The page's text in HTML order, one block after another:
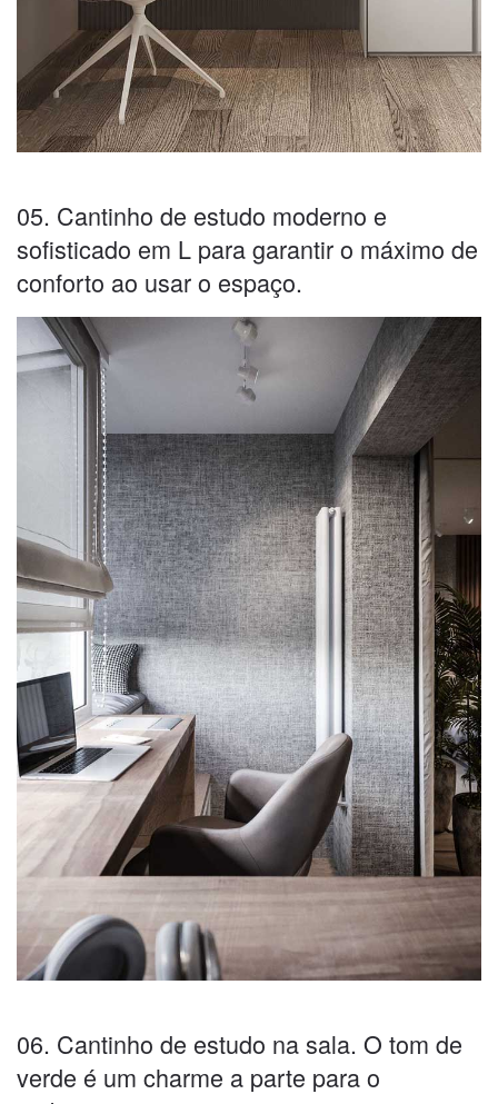
05. Cantinho de estudo moderno e
sofisticado em L para garantir o máximo de
conforto ao usar o espaço.
06. Cantinho de estudo na sala. O tom de
verde é um charme a parte para o